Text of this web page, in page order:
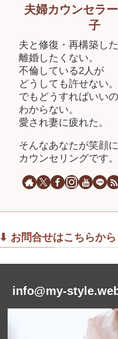
夫婦カウンセラ
子
夫と修復・再構築した
離婚したくない。
不倫している2人が
どうしても許せない。
でもどうすればいい
わからない。
愛され妻に疲れた。
そんなあなたが笑顔
カウンセリングです。
⬇︎ お問合せはこちらか
info@my-